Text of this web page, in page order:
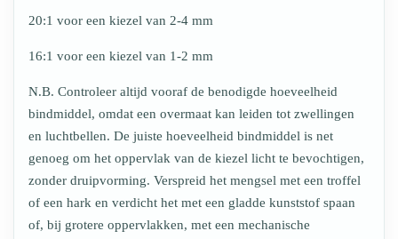
20:1 voor een kiezel van 2-4 mm
16:1 voor een kiezel van 1-2 mm
N.B. Controleer altijd vooraf de benodigde hoeveelheid
bindmiddel, omdat een overmaat kan leiden tot zwellingen
en luchtbellen. De juiste hoeveelheid bindmiddel is net
genoeg om het oppervlak van de kiezel licht te bevochtigen,
zonder druipvorming. Verspreid het mengsel met een troffel
of een hark en verdicht het met een gladde kunststof spaan
of, bij grotere oppervlakken, met een mechanische